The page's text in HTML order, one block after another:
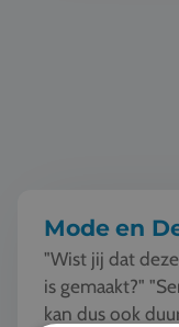
Mode en
"Wist jij dat
is gemaakt?"
kan dus ook